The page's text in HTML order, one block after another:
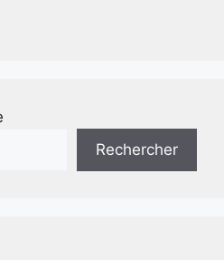
Rechercher